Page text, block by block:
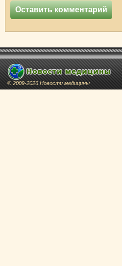
© 2009-2026 Новости медицины